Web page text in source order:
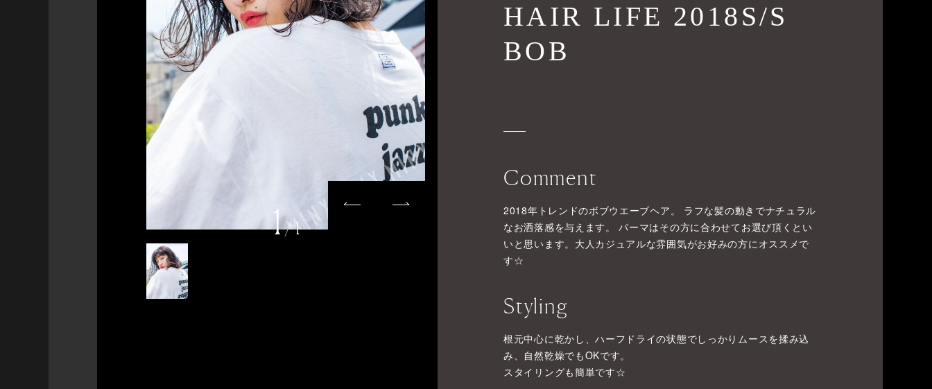
1/1
HAIR LIFE 2018S/S
BOB
Comment
2018年トレンドのボブウエーブヘア。 ラフな髪の動きでナチュラル
なお洒落感を与えます。 パーマはその方に合わせてお選び頂くとい
いと思います。大人カジュアルな雰囲気がお好みの方にオススメで
す☆
Styling
根元中心に乾かし、ハーフドライの状態でしっかりムースを揉み込
み、自然乾燥でもOKです。
スタイリングも簡単です☆